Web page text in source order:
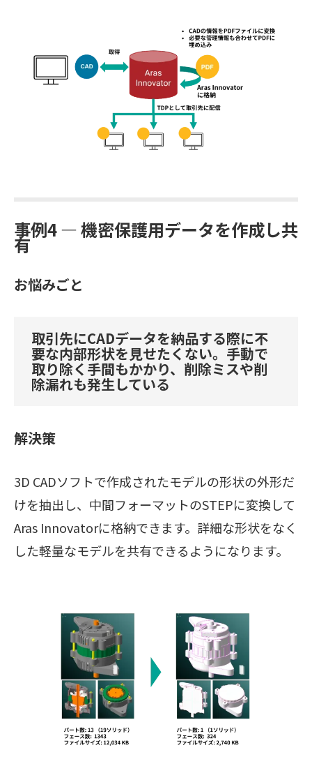
事例4 ― 機密保護用データを作成し共
有
お悩みごと
取引先にCADデータを納品する際に不
要な内部形状を見せたくない。手動で
取り除く手間もかかり、削除ミスや削
除漏れも発生している
解決策
3D CADソフトで作成されたモデルの形状の外形だ
けを抽出し、中間フォーマットのSTEPに変換して
Aras Innovatorに格納できます。詳細な形状をなく
した軽量なモデルを共有できるようになります。